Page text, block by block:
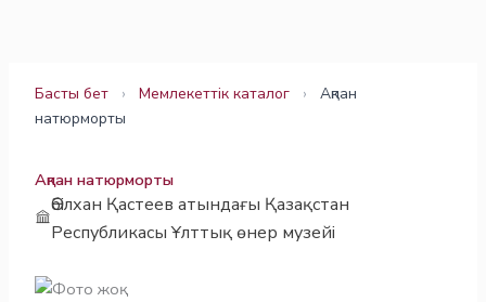
Басты бет › Мемлекеттік каталог ›
Ақпан
натюрморты
Ақпан натюрморты
Әбілхан Қастеев атындағы Қазақстан
Республикасы Ұлттық өнер музейі